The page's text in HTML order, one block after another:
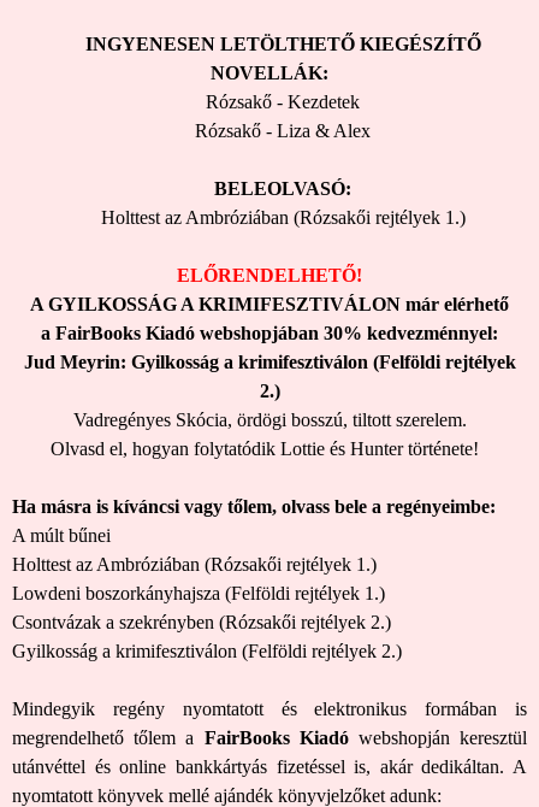
INGYENESEN LETÖLTHETŐ KIEGÉSZÍTŐ
NOVELLÁK:
Rózsakő - Kezdetek
Rózsakő - Liza & Alex
BELEOLVASÓ:
Holttest az Ambróziában (Rózsakői rejtélyek 1.)
ELŐRENDELHETŐ!
A GYILKOSSÁG A KRIMIFESZTIVÁLON már elérhető
a FairBooks Kiadó webshopjában 30% kedvezménnyel:
Jud Meyrin: Gyilkosság a krimifesztiválon (Felföldi rejtélyek
2.)
Vadregényes Skócia, ördögi bosszú, tiltott szerelem.
Olvasd el, hogyan folytatódik Lottie és Hunter története!
Ha másra is kíváncsi vagy tőlem, olvass bele a regényeimbe:
A múlt bűnei
Holttest az Ambróziában (Rózsakői rejtélyek 1.)
Lowdeni boszorkányhajsza (Felföldi rejtélyek 1.)
Csontvázak a szekrényben (Rózsakői rejtélyek 2.)
Gyilkosság a krimifesztiválon (Felföldi rejtélyek 2.)
Mindegyik regény nyomtatott és elektronikus formában is
megrendelhető tőlem a FairBooks Kiadówebshopján keresztül
utánvéttel és online bankkártyás fizetéssel is, akár dedikáltan. A
nyomtatott könyvek mellé ajándék könyvjelzőket adunk: